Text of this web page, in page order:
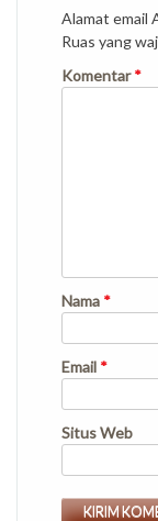
Alamat email
Ruas yang
Komentar*
Nama *
Email *
Situs Web